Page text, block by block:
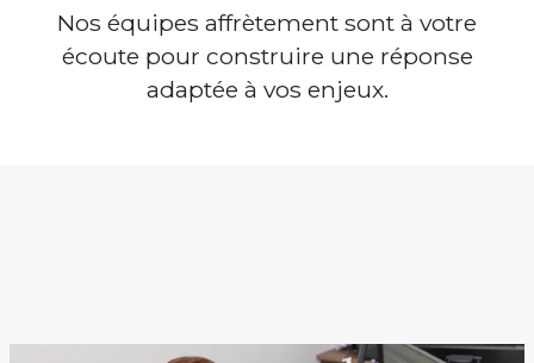
Nos équipes affrètement sont à votre
écoute pour construire une réponse
adaptée à vos enjeux.